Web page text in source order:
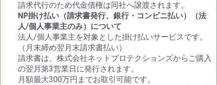
請求代行のため代金債権は同社へ譲渡されます。
NP掛け払い（請求書発行、銀行・コンビニ払い）（法
人/個人事業主のみ）について
法人/個人事業主を対象とした掛け払いサービスです。
（月末締め翌月末請求書払い）
請求書は、株式会社ネットプロテクションズからご購入
の翌月第3営業日に発行されます。
月額最大300万円までお取引可能です。